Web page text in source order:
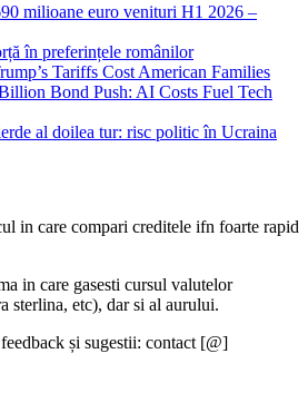
milioane euro venituri H1 2026 –
în preferințele românilor
Tariffs Cost American Families
Bond Push: AI Costs Fuel Tech
al doilea tur: risc politic în Ucraina
in care compari creditele ifn foarte rapid
in care gasesti cursul valutelor
sterlina, etc), dar si al aurului.
și sugestii: contact [@]